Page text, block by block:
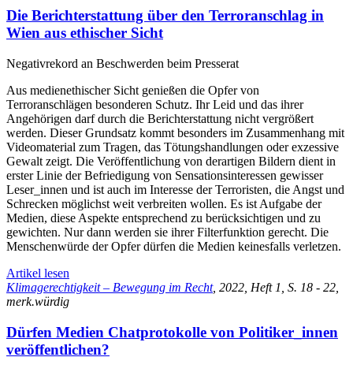
Die Berichterstattung über den Terroranschlag in
Wien aus ethischer Sicht
Negativrekord an Beschwerden beim Presserat
Aus medienethischer Sicht genießen die Opfer von
Terroranschlägen besonderen Schutz. Ihr Leid und das ihrer
Angehörigen darf durch die Berichterstattung nicht vergrößert
werden. Dieser Grundsatz kommt besonders im Zusammenhang mit
Videomaterial zum Tragen, das Tötungshandlungen oder exzessive
Gewalt zeigt. Die Veröffentlichung von derartigen Bildern dient in
erster Linie der Befriedigung von Sensationsinteressen gewisser
Leser_innen und ist auch im Interesse der Terroristen, die Angst und
Schrecken möglichst weit verbreiten wollen. Es ist Aufgabe der
Medien, diese Aspekte entsprechend zu berücksichtigen und zu
gewichten. Nur dann werden sie ihrer Filterfunktion gerecht. Die
Menschenwürde der Opfer dürfen die Medien keinesfalls verletzen.
Artikel lesen
Klimagerechtigkeit – Bewegung im Recht, 2022, Heft 1, S. 18 - 22,
merk.würdig
Dürfen Medien Chatprotokolle von Politiker_innen
veröffentlichen?